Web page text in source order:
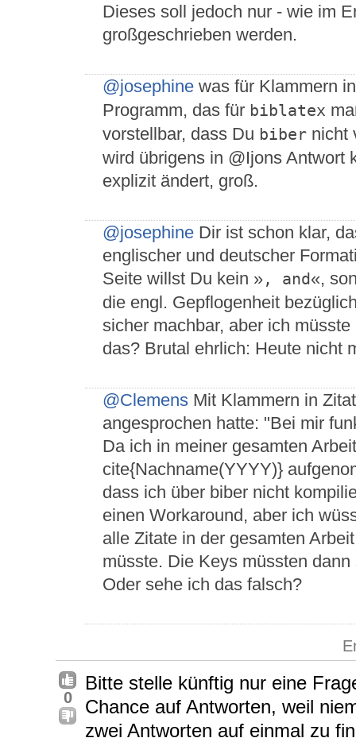
Dieses soll jedoch nur - wie im
großgeschrieben werden.
@josephine was für Klammern
Programm, das für biblatex
vorstellbar, dass Du biber nicht
wird übrigens in @Ijons Antwort
explizit ändert, groß.
@josephine Dir ist schon klar,
englischer und deutscher
Seite willst Du kein », and«,
die engl. Gepflogenheit
sicher machbar, aber ich
das? Brutal ehrlich: Heute nicht
@Clemens Mit Klammern in
angesprochen hatte: "Bei mir
Da ich in meiner gesamten
cite{Nachname(YYYY)}
dass ich über biber nicht
einen Workaround, aber ich
alle Zitate in der gesamten
müsste. Die Keys müssten
Oder sehe ich das falsch?
0
Bitte stelle künftig nur eine
Chance auf Antworten, weil
zwei Antworten auf einmal zu